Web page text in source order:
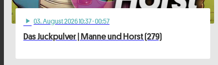
play_arrow 03. August 2026 10:37· 00:57
Das Juckpulver | Manne und Horst (279)